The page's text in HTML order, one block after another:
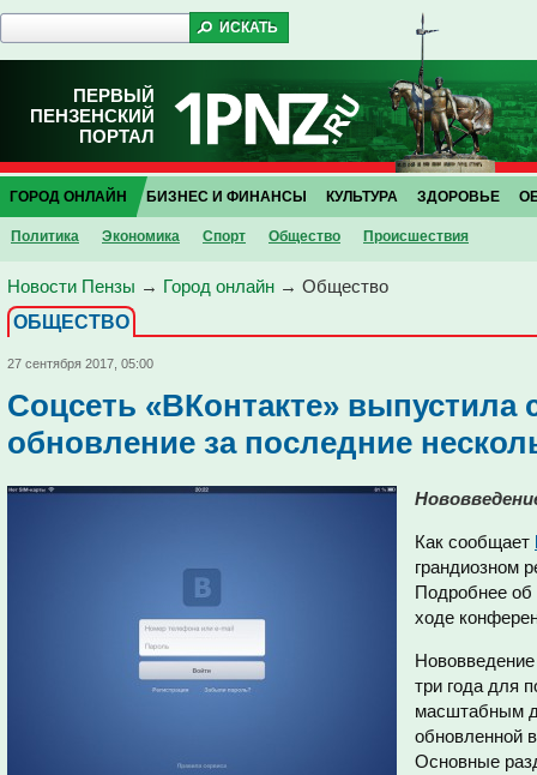
ПЕРВЫЙ
ПЕНЗЕНСКИЙ
ПОРТАЛ
ГОРОД ОНЛАЙН
Политика Экономика Спорт Общество Проиcшествия
БИЗНЕС И ФИНАНСЫ КУЛЬТУРА ЗДОРОВЬЕ
Новости Пензы → Город онлайн → Общество
ОБЩЕСТВО
27 сентября 2017, 05:00
Соцсеть «ВКонтакте» выпустила
обновление за последние
Как сообщает
грандиозном
Подробнее об
ходе
три года для
масштабным
обновленной
Основные